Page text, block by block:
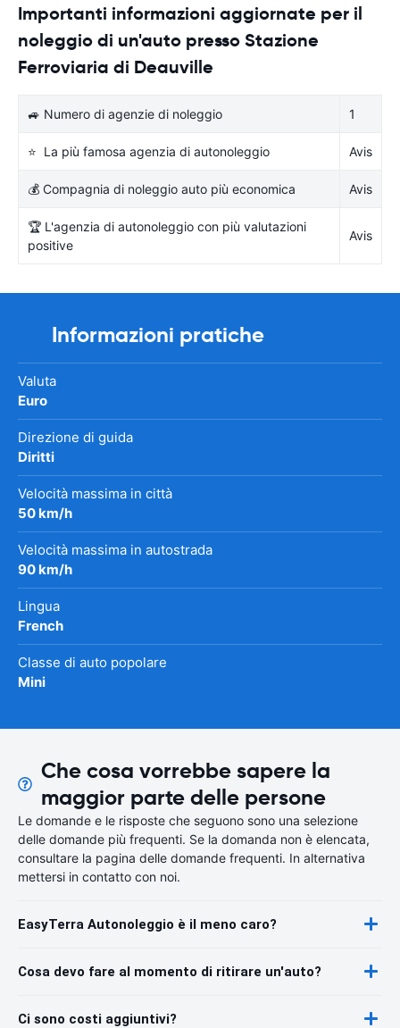
Importanti informazioni aggiornate per il
noleggio di un'auto presso Stazione
Ferroviaria di Deauville
🚙 Numero di agenzie di noleggio 1
⭐ La più famosa agenzia di autonoleggio Avis
💰 Compagnia di noleggio auto più economica Avis
🏆 L'agenzia di autonoleggio con più valutazioni
positive
Avis
Informazioni pratiche
Valuta
Euro
Direzione di guida
Diritti
Velocità massima in città
50 km/h
Velocità massima in autostrada
90 km/h
Lingua
French
Classe di auto popolare
Mini
Che cosa vorrebbe sapere la
maggior parte delle persone
Le domande e le risposte che seguono sono una selezione
delle domande più frequenti. Se la domanda non è elencata,
consultare la pagina delle domande frequenti. In alternativa
mettersi in contatto con noi.
EasyTerra Autonoleggio è il meno caro?
Cosa devo fare al momento di ritirare un'auto?
Ci sono costi aggiuntivi?